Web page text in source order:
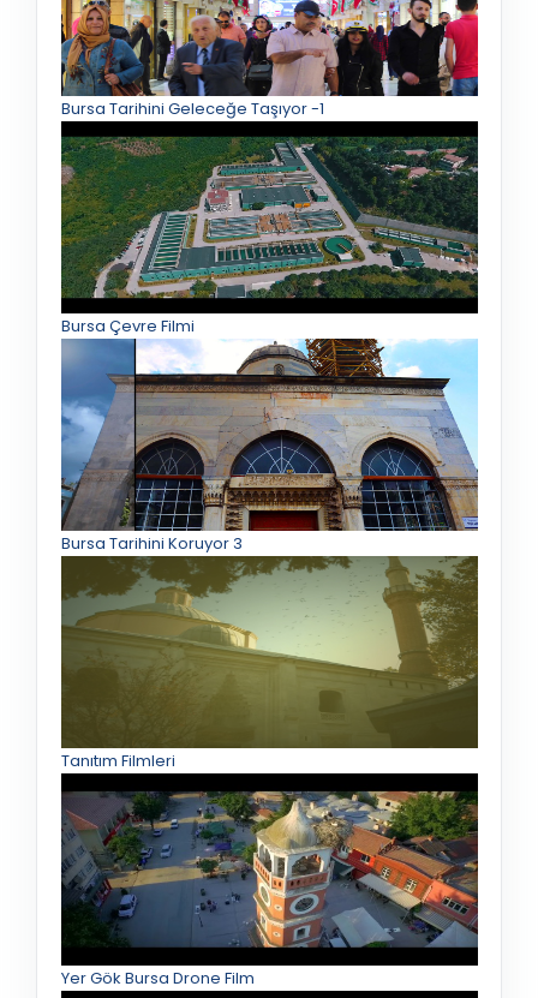
Bursa Tarihini Geleceğe Taşıyor -1
Bursa Çevre Filmi
Bursa Tarihini Koruyor 3
Tanıtım Filmleri
Yer Gök Bursa Drone Film